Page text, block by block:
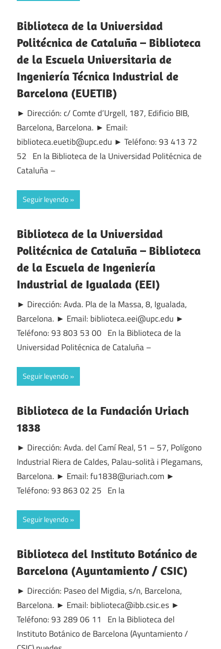
Biblioteca de la Universidad
Politécnica de Cataluña – Biblioteca
de la Escuela Universitaria de
Ingeniería Técnica Industrial de
Barcelona (EUETIB)
► Dirección: c/ Comte d’Urgell, 187, Edificio BIB,
Barcelona, Barcelona. ► Email:
biblioteca.euetib@upc.edu ► Teléfono: 93 413 72
52 En la Biblioteca de la Universidad Politécnica de
Cataluña –
Seguir leyendo
Biblioteca de la Universidad
Politécnica de Cataluña – Biblioteca
de la Escuela de Ingeniería
Industrial de Igualada (EEI)
► Dirección: Avda. Pla de la Massa, 8, Igualada,
Barcelona. ► Email: biblioteca.eei@upc.edu ►
Teléfono: 93 803 53 00 En la Biblioteca de la
Universidad Politécnica de Cataluña –
Seguir leyendo
Biblioteca de la Fundación Uriach
1838
► Dirección: Avda. del Camí Real, 51 – 57, Polígono
Industrial Riera de Caldes, Palau-solità i Plegamans,
Barcelona. ► Email: fu1838@uriach.com ►
Teléfono: 93 863 02 25 En la
Seguir leyendo
Biblioteca del Instituto Botánico de
Barcelona (Ayuntamiento / CSIC)
► Dirección: Paseo del Migdia, s/n, Barcelona,
Barcelona. ► Email: biblioteca@ibb.csic.es ►
Teléfono: 93 289 06 11 En la Biblioteca del
Instituto Botánico de Barcelona (Ayuntamiento /